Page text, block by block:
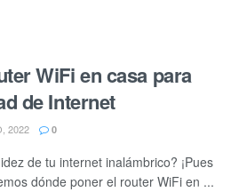
WiFi en casa para
de Internet
2022 0
de tu internet inalámbrico? ¡Pues
dónde poner el router WiFi en ...